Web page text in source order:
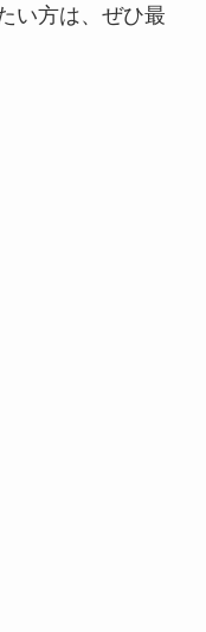
い方は、ぜひ最